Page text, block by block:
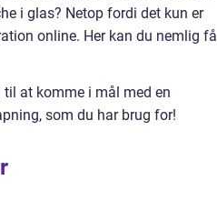
i glas? Netop fordi det kun er
online. Her kan du nemlig få
at komme i mål med en
som du har brug for!